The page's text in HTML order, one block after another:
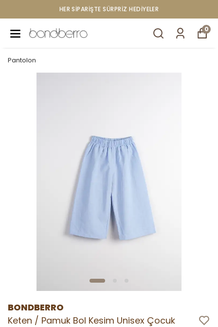
HER SİPARİŞTE SÜRPRİZ HEDİYELER
0
Pantolon
BONDBERRO
Keten / Pamuk Bol Kesim Unisex Çocuk